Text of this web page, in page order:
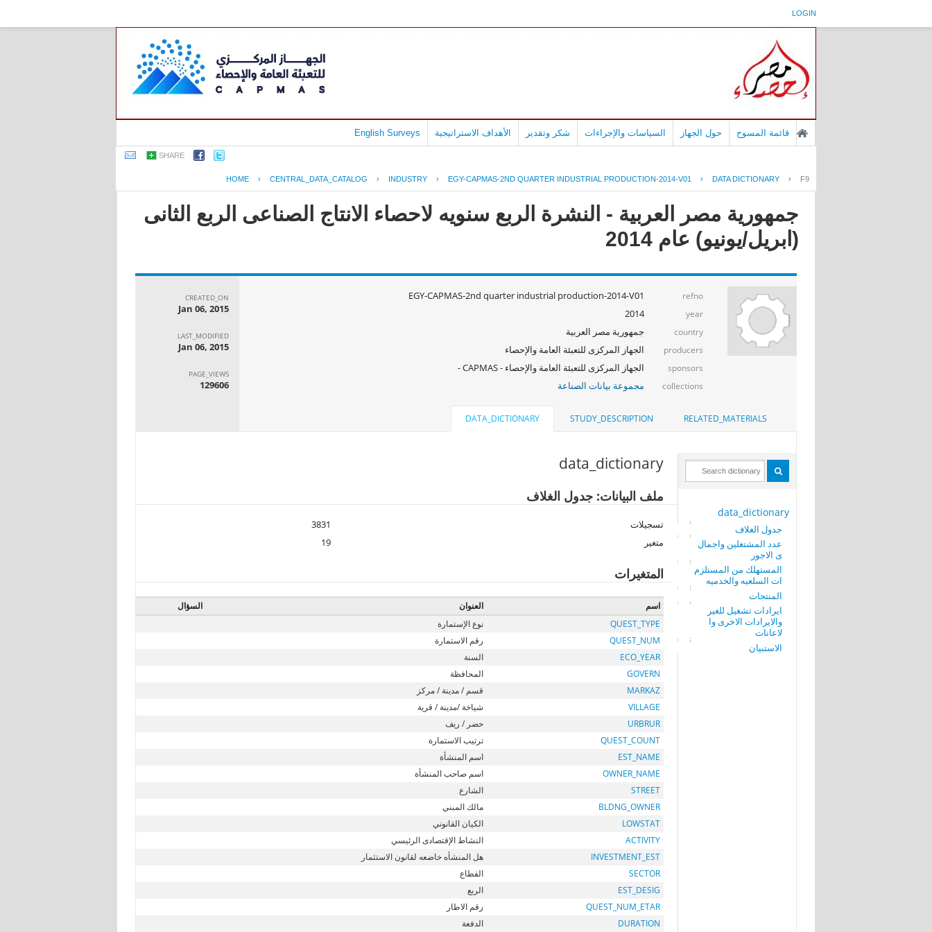
LOGIN
قائمة المسوح حول الجهاز السياسات والإجراءات شكر وتقدير الأهداف الاستراتيجية English Surveys
SHARE
HOME › CENTRAL_DATA_CATALOG › INDUSTRY › EGY-CAPMAS-2ND QUARTER INDUSTRIAL PRODUCTION-2014-V01 › DATA DICTIONARY › F9
جمهورية مصر العربية - النشرة الربع سنويه لاحصاء الانتاج الصناعى الربع الثانى
(ابريل/يونيو) عام 2014
refno
EGY-CAPMAS-2nd quarter industrial production-2014-V01
year
2014
country جمهورية مصر العربية
producers الجهاز المركزى للتعبئة العامة والإحصاء
sponsors الجهاز المركزى للتعبئة العامة والإحصاء - CAPMAS -
collections مجموعة بيانات الصناعة
CREATED_ON
Jan 06, 2015
LAST_MODIFIED
Jan 06, 2015
PAGE_VIEWS
129606
RELATED_MATERIALS
STUDY_DESCRIPTION
DATA_DICTIONARY
data_dictionary
جدول الغلاف
عدد المشتغلين واجمال
ى الاجور
المستهلك من المستلزم
ات السلعيه والخدميه
المنتجات
ايرادات تشغيل للغير
والايرادات الاخرى وا
لاعانات
الاستبيان
data_dictionary
ملف البيانات: جدول الغلاف
تسجيلات
3831
متغير
19
المتغيرات
اسم العنوان
السؤال
QUEST_TYPE
نوع الإستمارة
QUEST_NUM
رقم الاستمارة
ECO_YEAR
السنة
GOVERN
المحافظة
MARKAZ
قسم / مدينة / مركز
VILLAGE
شياخة /مدينة / قرية
URBRUR
حضر / ريف
QUEST_COUNT
ترتيب الاستمارة
EST_NAME
اسم المنشأة
OWNER_NAME
اسم صاحب المنشأة
STREET
الشارع
BLDNG_OWNER
مالك المبني
LOWSTAT
الكيان القانوني
ACTIVITY
النشاط الإقتصادى الرئيسي
INVESTMENT_EST
هل المنشأه خاضعه لقانون الاستثمار
SECTOR
القطاع
EST_DESIG
الربع
QUEST_NUM_ETAR
رقم الاطار
DURATION
الدفعة